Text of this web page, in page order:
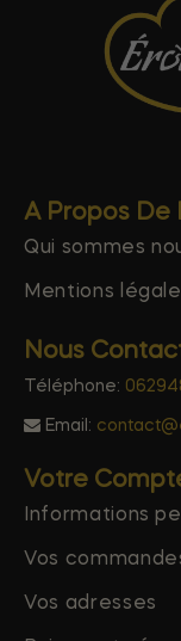
A Propos De
Qui sommes
Mentions
Nous
Téléphone:
Email:
Votre
Informations
Vos
Vos adresses